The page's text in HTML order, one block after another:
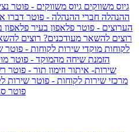
גיוס משווקים גיוס משווקים - פוטר
ההנהלה חברי ההנהלה - פוטר דברו
הערוצים - פוטר פלאפון בעיר פלאפון
רוצים להשאר מעודכנים? רוצים
לקוחות מוקדי שירות לקוחות - פוטר
הזמנת שיחה מהמוקד - פוטר
שירות- איתור וזימון תור - פוטר
מרכזי שירות לקוחות - פוטר שירות
פוטר